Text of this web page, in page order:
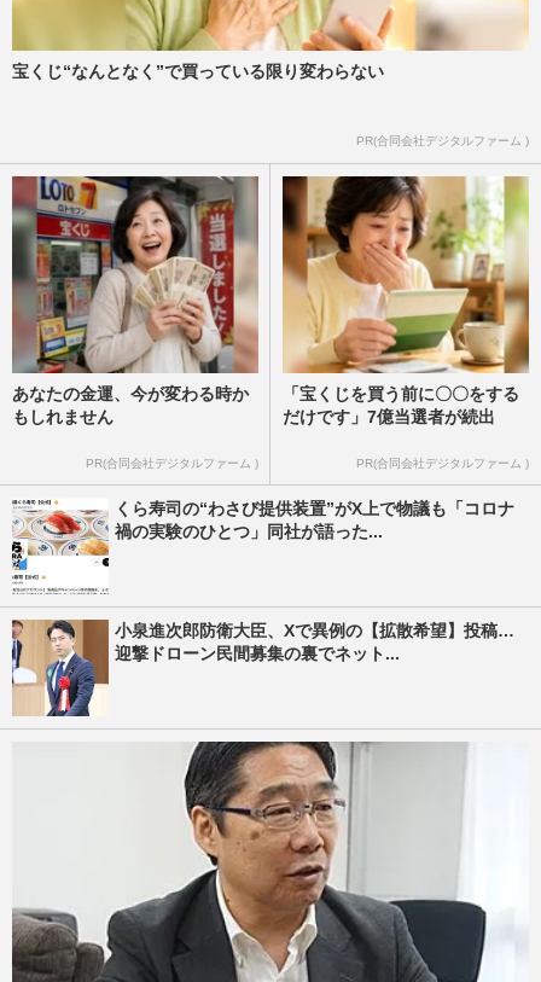
宝くじ“なんとなく”で買っている限り変わらない
PR(合同会社デジタルファーム )
あなたの金運、今が変わる時か
もしれません
PR(合同会社デジタルファーム )
「宝くじを買う前に〇〇をする
だけです」7億当選者が続出
PR(合同会社デジタルファーム )
くら寿司の“わさび提供装置”がX上で物議も「コロナ
禍の実験のひとつ」同社が語った...
小泉進次郎防衛大臣、Xで異例の【拡散希望】投稿…
迎撃ドローン民間募集の裏でネット...